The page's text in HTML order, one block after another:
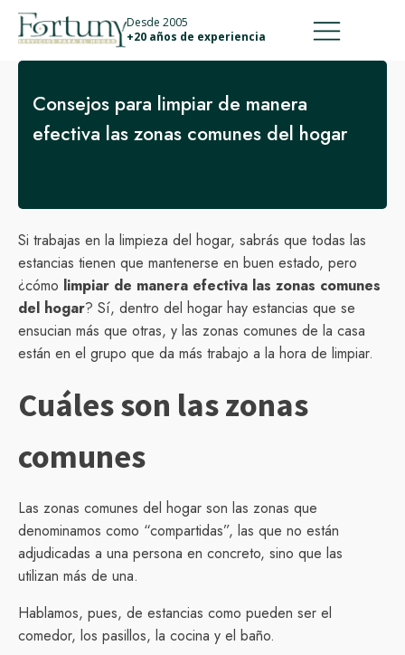
911 887 226
Desde 2005
+20 años de experiencia
Consejos para limpiar de manera
efectiva las zonas comunes del hogar
Si trabajas en la limpieza del hogar, sabrás que todas las
estancias tienen que mantenerse en buen estado, pero
¿cómo limpiar de manera efectiva las zonas comunes
del hogar? Sí, dentro del hogar hay estancias que se
ensucian más que otras, y las zonas comunes de la casa
están en el grupo que da más trabajo a la hora de limpiar.
Cuáles son las zonas
comunes
Las zonas comunes del hogar son las zonas que
denominamos como “compartidas”, las que no están
adjudicadas a una persona en concreto, sino que las
utilizan más de una.
Hablamos, pues, de estancias como pueden ser el
comedor, los pasillos, la cocina y el baño.